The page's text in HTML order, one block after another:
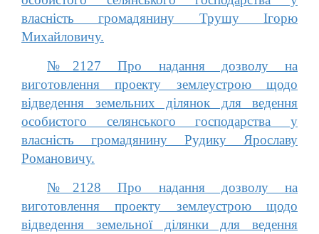
власність громадянину Трушу Ігорю
Михайловичу.
№2127 Про надання дозволу на
виготовлення проекту землеустрою щодо
відведення земельних ділянок для ведення
особистого селянського господарства у
власність громадянину Рудику Ярославу
Романовичу.
№2128 Про надання дозволу на
виготовлення проекту землеустрою щодо
відведення земельної ділянки для ведення